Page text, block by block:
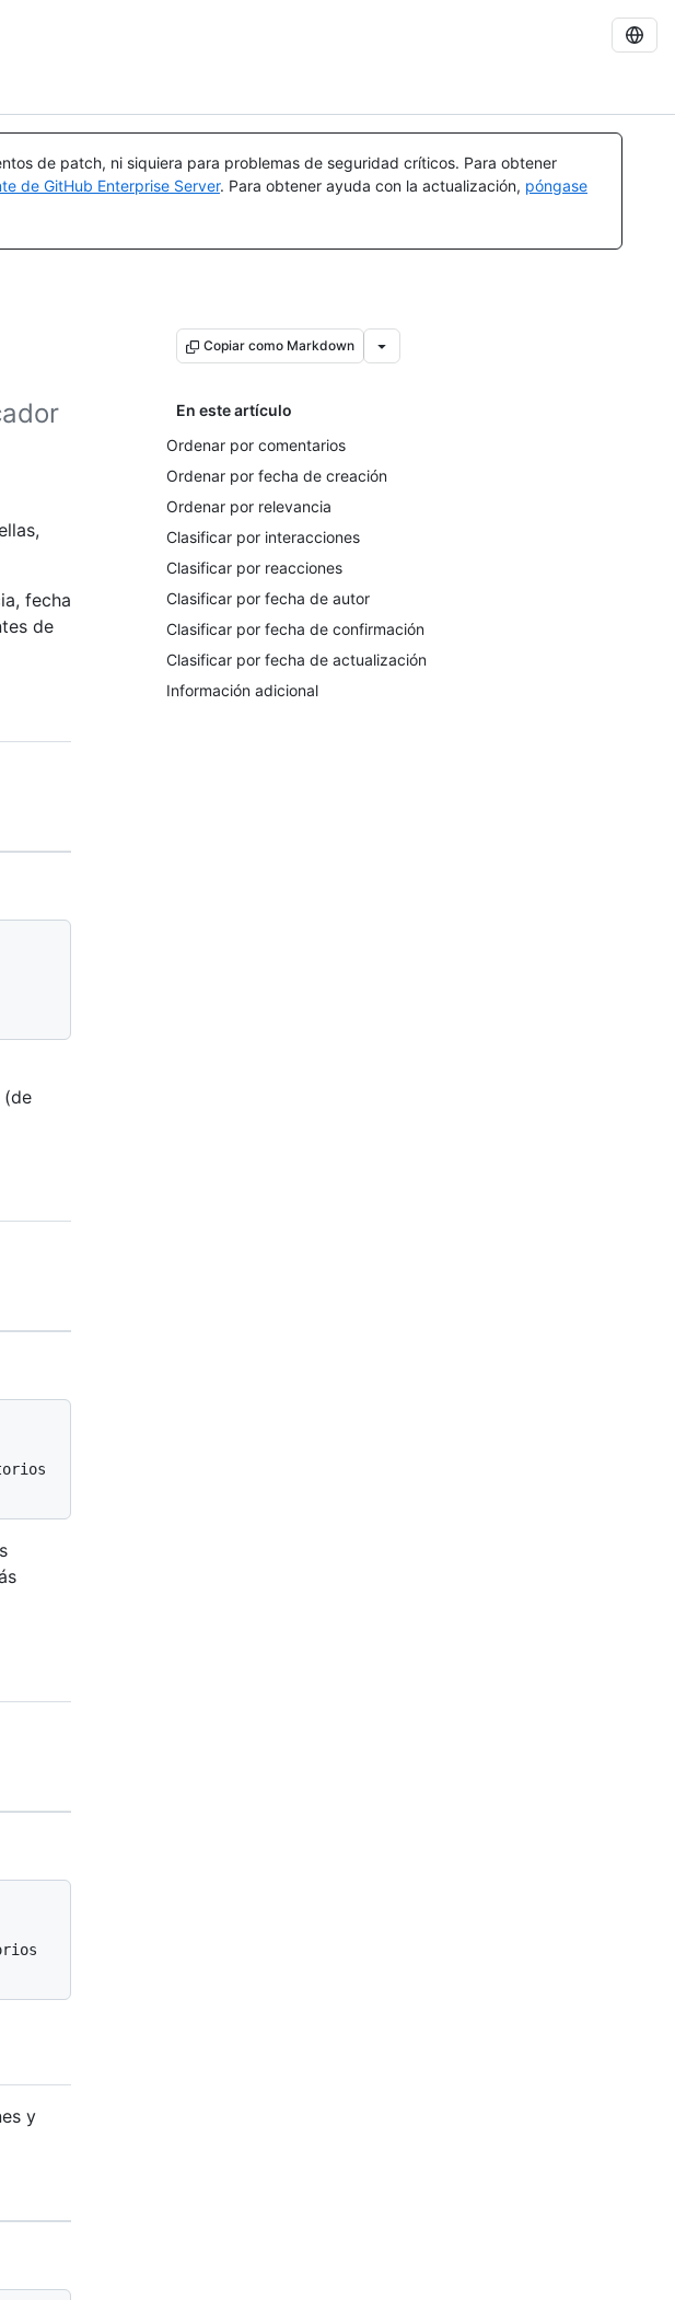
de patch, ni siquiera para problemas de seguridad críticos. Para obtener
de GitHub Enterprise Server. Para obtener ayuda con la actualización, póngase
Copiar como Markdown
En este artículo
Ordenar por comentarios
Ordenar por fecha de creación
Ordenar por relevancia
Clasificar por interacciones
Clasificar por reacciones
Clasificar por fecha de autor
Clasificar por fecha de confirmación
Clasificar por fecha de actualización
Información adicional
fecha
de
(de
y